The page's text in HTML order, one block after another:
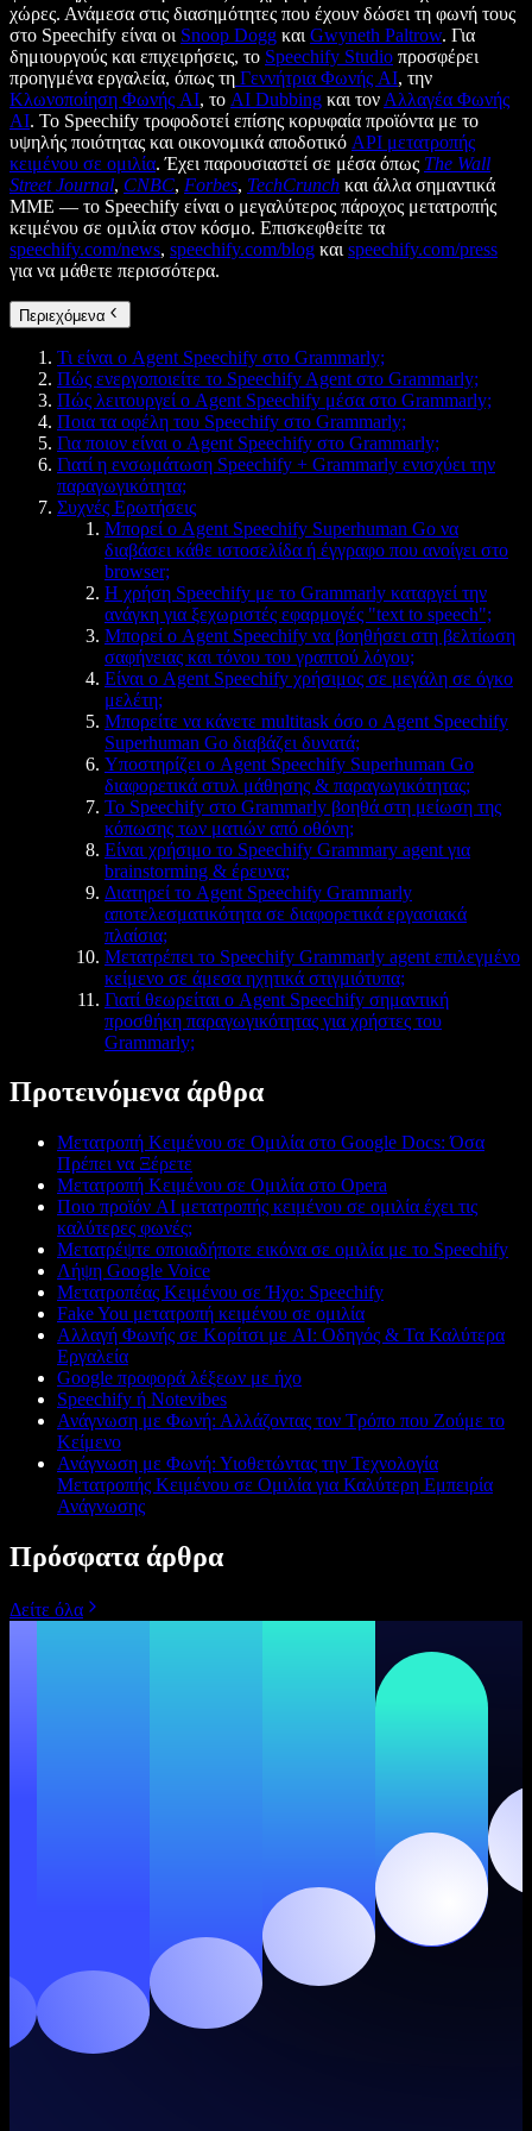
χώρες. Ανάμεσα στις διασημότητες που έχουν δώσει τη φωνή τους
στο Speechify είναι οι Snoop Dogg και Gwyneth Paltrow. Για
δημιουργούς και επιχειρήσεις, το Speechify Studio προσφέρει
προηγμένα εργαλεία, όπως τη Γεννήτρια Φωνής AI, την
Κλωνοποίηση Φωνής AI, το AI Dubbing και τον Αλλαγέα Φωνής
AI. Το Speechify τροφοδοτεί επίσης κορυφαία προϊόντα με το
υψηλής ποιότητας και οικονομικά αποδοτικό API μετατροπής
κειμένου σε ομιλία. Έχει παρουσιαστεί σε μέσα όπως The Wall
Street Journal, CNBC, Forbes, TechCrunch και άλλα σημαντικά
ΜΜΕ — το Speechify είναι ο μεγαλύτερος πάροχος μετατροπής
κειμένου σε ομιλία στον κόσμο. Επισκεφθείτε τα
speechify.com/news, speechify.com/blog και speechify.com/press
για να μάθετε περισσότερα.
Περιεχόμενα
Τι είναι ο Agent Speechify στο Grammarly;
Πώς ενεργοποιείτε το Speechify Agent στο Grammarly;
Πώς λειτουργεί ο Agent Speechify μέσα στο Grammarly;
Ποια τα οφέλη του Speechify στο Grammarly;
Για ποιον είναι ο Agent Speechify στο Grammarly;
Γιατί η ενσωμάτωση Speechify + Grammarly ενισχύει την
παραγωγικότητα;
Συχνές Ερωτήσεις
Μπορεί ο Agent Speechify Superhuman Go να
διαβάσει κάθε ιστοσελίδα ή έγγραφο που ανοίγει στο
browser;
Η χρήση Speechify με το Grammarly καταργεί την
ανάγκη για ξεχωριστές εφαρμογές "text to speech";
Μπορεί ο Agent Speechify να βοηθήσει στη βελτίωση
σαφήνειας και τόνου του γραπτού λόγου;
Είναι ο Agent Speechify χρήσιμος σε μεγάλη σε όγκο
μελέτη;
Μπορείτε να κάνετε multitask όσο ο Agent Speechify
Superhuman Go διαβάζει δυνατά;
Υποστηρίζει ο Agent Speechify Superhuman Go
διαφορετικά στυλ μάθησης & παραγωγικότητας;
Το Speechify στο Grammarly βοηθά στη μείωση της
κόπωσης των ματιών από οθόνη;
Είναι χρήσιμο το Speechify Grammary agent για
brainstorming & έρευνα;
Διατηρεί το Agent Speechify Grammarly
αποτελεσματικότητα σε διαφορετικά εργασιακά
πλαίσια;
Μετατρέπει το Speechify Grammarly agent επιλεγμένο
κείμενο σε άμεσα ηχητικά στιγμιότυπα;
Γιατί θεωρείται ο Agent Speechify σημαντική
προσθήκη παραγωγικότητας για χρήστες του
Grammarly;
Προτεινόμενα άρθρα
Μετατροπή Κειμένου σε Ομιλία στο Google Docs: Όσα
Πρέπει να Ξέρετε
Μετατροπή Κειμένου σε Ομιλία στο Opera
Ποιο προϊόν AI μετατροπής κειμένου σε ομιλία έχει τις
καλύτερες φωνές;
Μετατρέψτε οποιαδήποτε εικόνα σε ομιλία με το Speechify
Λήψη Google Voice
Μετατροπέας Κειμένου σε Ήχο: Speechify
Fake You μετατροπή κειμένου σε ομιλία
Αλλαγή Φωνής σε Κορίτσι με AI: Οδηγός & Τα Καλύτερα
Εργαλεία
Google προφορά λέξεων με ήχο
Speechify ή Notevibes
Ανάγνωση με Φωνή: Αλλάζοντας τον Τρόπο που Ζούμε το
Κείμενο
Ανάγνωση με Φωνή: Υιοθετώντας την Τεχνολογία
Μετατροπής Κειμένου σε Ομιλία για Καλύτερη Εμπειρία
Ανάγνωσης
Πρόσφατα άρθρα
Δείτε όλα